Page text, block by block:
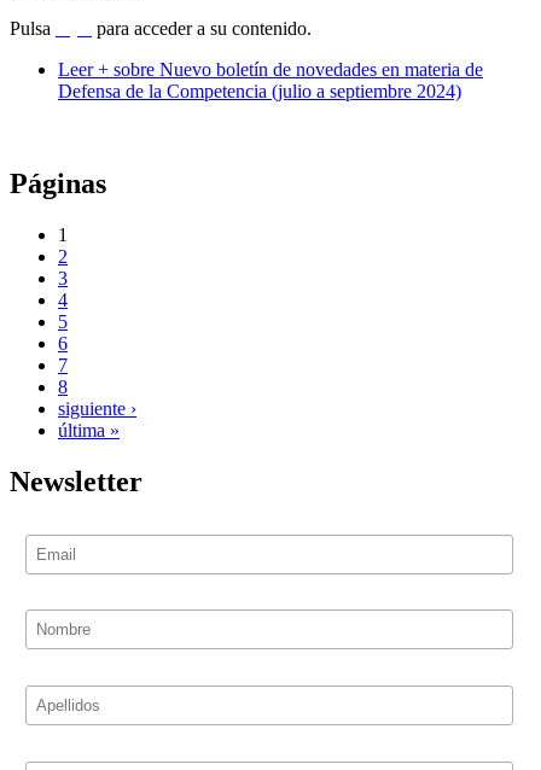
Pulsa
para acceder a su contenido.
Leer + sobre Nuevo boletín de novedades en materia de
Defensa de la Competencia (julio a septiembre 2024)
Páginas
1
2
3
4
5
6
7
8
siguiente ›
última »
Newsletter